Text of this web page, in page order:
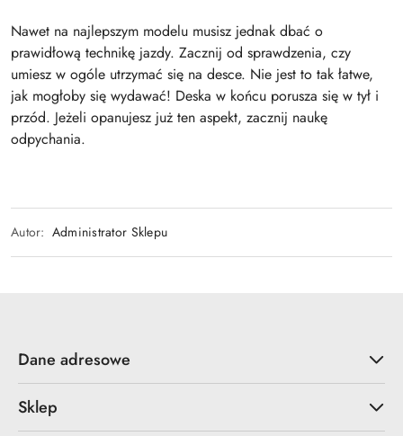
Nawet na najlepszym modelu musisz jednak dbać o
prawidłową technikę jazdy. Zacznij od sprawdzenia, czy
umiesz w ogóle utrzymać się na desce. Nie jest to tak łatwe,
jak mogłoby się wydawać! Deska w końcu porusza się w tył i
przód. Jeżeli opanujesz już ten aspekt, zacznij naukę
odpychania.
Autor: Administrator Sklepu
Dane adresowe
Sklep